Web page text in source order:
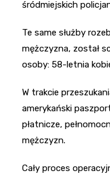
śródmiejskich
Te same służby
mężczyzna, został
osoby: 58-letnia
W trakcie
amerykański
płatnicze,
mężczyzn.
Cały proces